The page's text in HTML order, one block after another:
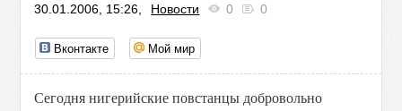
30.01.2006, 15:26, Новости 0 0
Вконтакте Мой мир
Сегодня нигерийские повстанцы добровольно